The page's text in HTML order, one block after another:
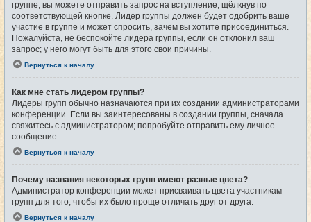
группе, вы можете отправить запрос на вступление, щёлкнув по
соответствующей кнопке. Лидер группы должен будет одобрить ваше
участие в группе и может спросить, зачем вы хотите присоединиться.
Пожалуйста, не беспокойте лидера группы, если он отклонил ваш
запрос; у него могут быть для этого свои причины.
Вернуться к началу
Как мне стать лидером группы?
Лидеры групп обычно назначаются при их создании администраторами
конференции. Если вы заинтересованы в создании группы, сначала
свяжитесь с администратором; попробуйте отправить ему личное
сообщение.
Вернуться к началу
Почему названия некоторых групп имеют разные цвета?
Администратор конференции может присваивать цвета участникам
групп для того, чтобы их было проще отличать друг от друга.
Вернуться к началу